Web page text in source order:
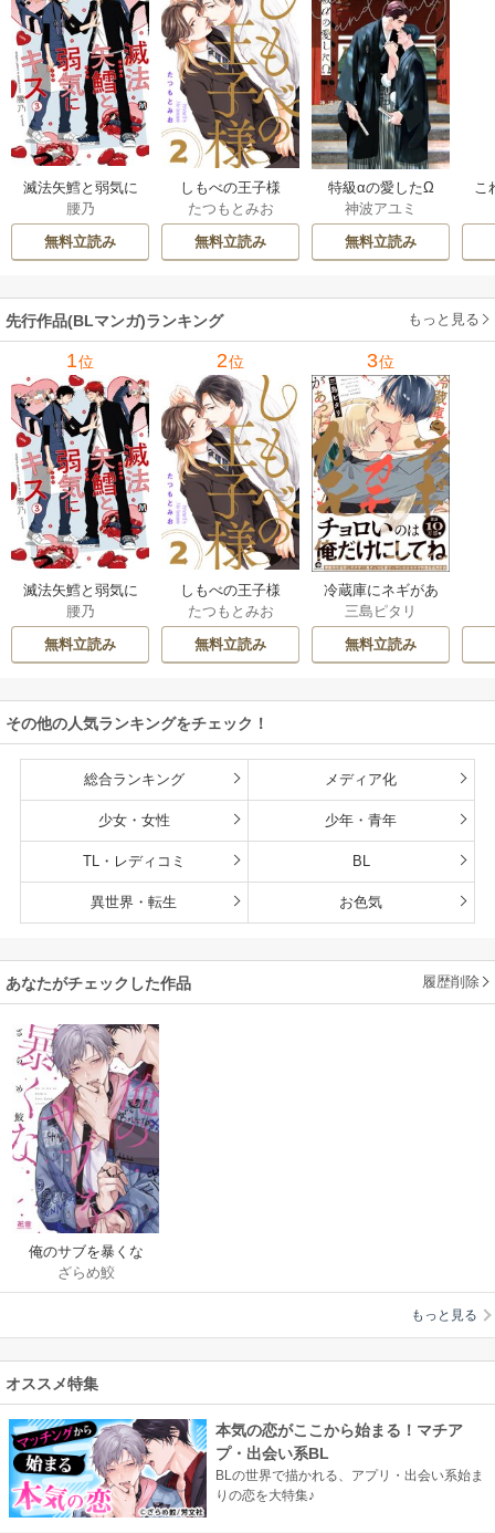
滅法矢鱈と弱気に
キス【コミックス
版】
腰乃
無料立読み
しもべの王子様
【描き下ろしおま
け付き特装版】
たつもとみお
無料立読み
特級αの愛したΩ
神波アユミ
無料立読み
こ
先行作品(BLマンガ)ランキング もっと見る
1位
滅法矢鱈と弱気に
キス【コミックス
版】
腰乃
無料立読み
2位
しもべの王子様
【描き下ろしおま
け付き特装版】
たつもとみお
無料立読み
3位
冷蔵庫にネギがあ
ったカモ
三島ピタリ
無料立読み
その他の人気ランキングをチェック！
総合ランキング メディア化
少女・女性 少年・青年
TL・レディコミ BL
異世界・転生 お色気
あなたがチェックした作品 履歴削除
俺のサブを暴くな
【電子限定おまけ付
き】
ざらめ鮫
もっと見る
オススメ特集
本気の恋がここから始まる！マチア
プ・出会い系BL
BLの世界で描かれる、アプリ・出会い系始ま
りの恋を大特集♪